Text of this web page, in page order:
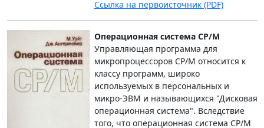
Ссылка на первоисточник (PDF)
Операционная система CP/M
Управляющая программа для
микропроцессоров СР/М относится к
классу программ, широко
используемых в персональных и
микро-ЭВМ и называющихся "Дисковая
операционная система". Вследствие
того, что операционная система СР/М